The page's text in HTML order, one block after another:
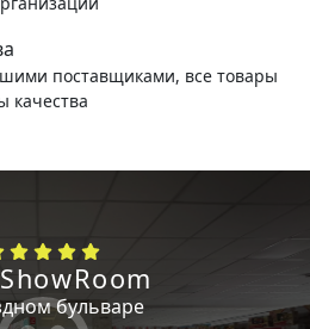
поставщиками, все товары
качества
бульваре